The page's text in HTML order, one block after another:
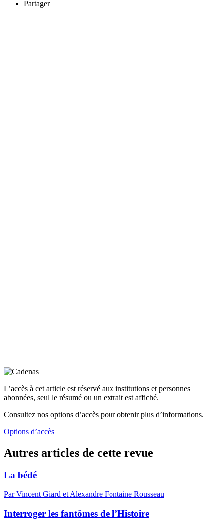
Partager
L’accès à cet article est réservé aux institutions et personnes
abonnées, seul le résumé ou un extrait est affiché.
Consultez nos options d’accès pour obtenir plus d’informations.
Options d’accès
Autres articles de cette revue
La bédé
Par Vincent Giard et Alexandre Fontaine Rousseau
Interroger les fantômes de l’Histoire